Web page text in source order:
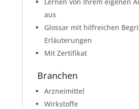
aus
Glossar mit hilfreichen
Erläuterungen
Mit Zertifikat
Branchen
Arzneimittel
Wirkstoffe